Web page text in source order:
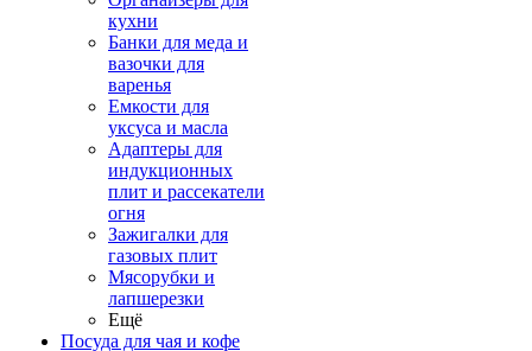
кухни
Банки для меда и
вазочки для
варенья
Емкости для
уксуса и масла
Адаптеры для
индукционных
плит и рассекатели
огня
Зажигалки для
газовых плит
Мясорубки и
лапшерезки
Ещё
Посуда для чая и кофе